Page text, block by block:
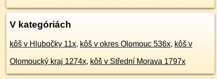
V kategóriách
kôš v Hlubočky 11x, kôš v okres Olomouc 536x, kôš v
Olomoucký kraj 1274x, kôš v Střední Morava 1797x